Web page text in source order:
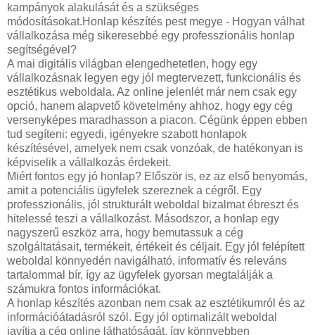
kampányok alakulását és a szükséges
módosításokat.Honlap készítés pest megye - Hogyan válhat
vállalkozása még sikeresebbé egy professzionális honlap
segítségével?
A mai digitális világban elengedhetetlen, hogy egy
vállalkozásnak legyen egy jól megtervezett, funkcionális és
esztétikus weboldala. Az online jelenlét már nem csak egy
opció, hanem alapvető követelmény ahhoz, hogy egy cég
versenyképes maradhasson a piacon. Cégünk éppen ebben
tud segíteni: egyedi, igényekre szabott honlapok
készítésével, amelyek nem csak vonzóak, de hatékonyan is
képviselik a vállalkozás érdekeit.
Miért fontos egy jó honlap? Először is, ez az első benyomás,
amit a potenciális ügyfelek szereznek a cégről. Egy
professzionális, jól strukturált weboldal bizalmat ébreszt és
hitelessé teszi a vállalkozást. Másodszor, a honlap egy
nagyszerű eszköz arra, hogy bemutassuk a cég
szolgáltatásait, termékeit, értékeit és céljait. Egy jól felépített
weboldal könnyedén navigálható, informatív és releváns
tartalommal bír, így az ügyfelek gyorsan megtalálják a
számukra fontos információkat.
A honlap készítés azonban nem csak az esztétikumról és az
információátadásról szól. Egy jól optimalizált weboldal
javítja a cég online láthatóságát, így könnyebben